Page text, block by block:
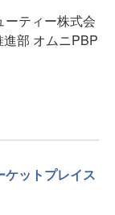
ティー株式会
部 オムニPBP
ケットプレイス